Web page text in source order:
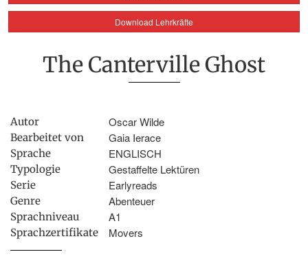
Download Lehrkräfte
The Canterville Ghost
Autor Oscar Wilde
Bearbeitet von Gaia Ierace
Sprache ENGLISCH
Typologie Gestaffelte Lektüren
Serie Earlyreads
Genre Abenteuer
Sprachniveau A1
Sprachzertifikate Movers